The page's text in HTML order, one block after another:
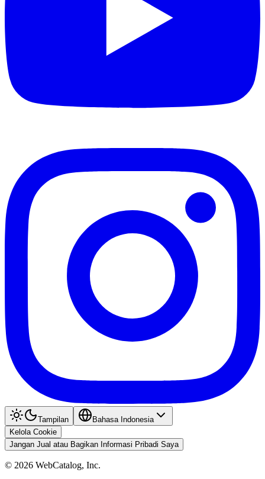
Tampilan
Bahasa Indonesia
Kelola Cookie
Jangan Jual atau Bagikan Informasi Pribadi Saya
© 2026 WebCatalog, Inc.